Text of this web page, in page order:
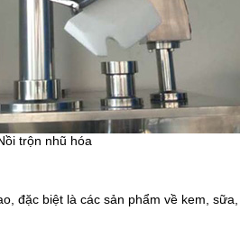
trộn nhũ hóa
đặc biệt là các sản phẩm về kem,